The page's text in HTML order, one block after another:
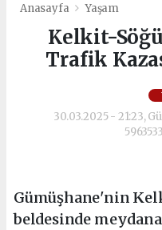
Anasayfa Yaşam
Kelkit-
Trafik
30.03.2025 - 21:23,
Gümüşhane'nin
beldesinde